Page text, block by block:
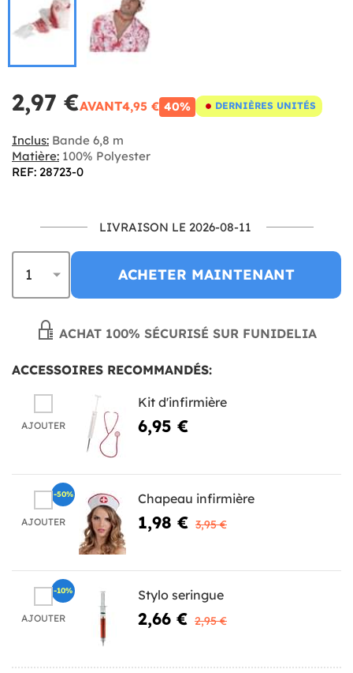
2,97 €AVANT4,95 € 40% DERNIÈRES UNITÉS
Inclus: Bande 6,8 m
Matière: 100% Polyester
REF: 28723-0
LIVRAISON LE 2026-08-11
ACHETER MAINTENANT
ACHAT 100% SÉCURISÉ SUR FUNIDELIA
ACCESSOIRES RECOMMANDÉS:
AJOUTER
Kit d'infirmière
6,95 €
AJOUTER
Chapeau infirmière
1,98 € 3,95 €
-50%
AJOUTER
Stylo seringue
2,66 € 2,95 €
-10%